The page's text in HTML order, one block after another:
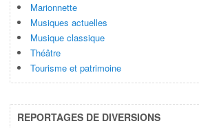
Marionnette
Musiques actuelles
Musique classique
Théâtre
Tourisme et patrimoine
REPORTAGES DE DIVERSIONS